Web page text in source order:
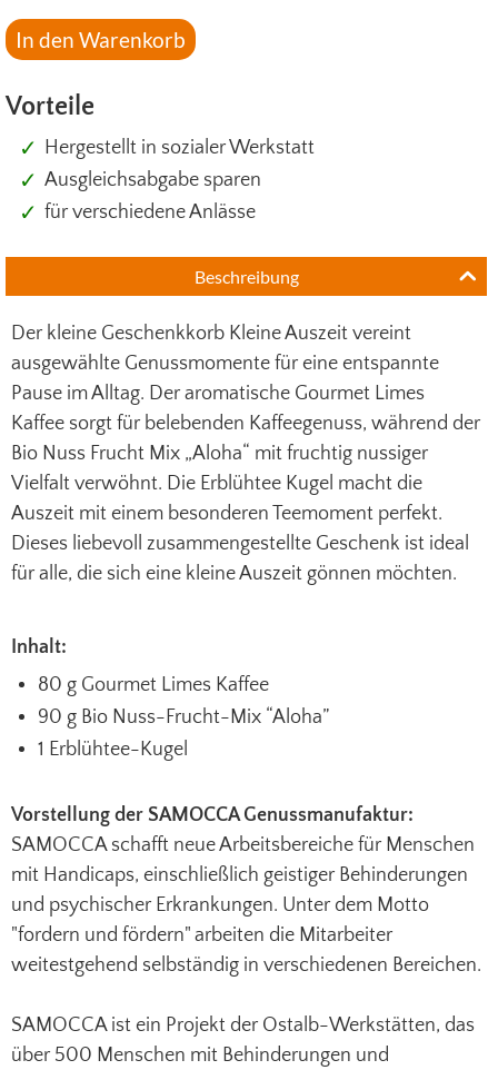
Vorteile
Hergestellt in sozialer Werkstatt
Ausgleichsabgabe sparen
für verschiedene Anlässe
In den Warenkorb
Beschreibung
Der kleine Geschenkkorb Kleine Auszeit vereint
ausgewählte Genussmomente für eine entspannte
Pause im Alltag. Der aromatische Gourmet Limes
Kaffee sorgt für belebenden Kaffeegenuss, während der
Bio Nuss Frucht Mix „Aloha“ mit fruchtig nussiger
Vielfalt verwöhnt. Die Erblühtee Kugel macht die
Auszeit mit einem besonderen Teemoment perfekt.
Dieses liebevoll zusammengestellte Geschenk ist ideal
für alle, die sich eine kleine Auszeit gönnen möchten.
Inhalt:
80 g Gourmet Limes Kaffee
90 g Bio Nuss-Frucht-Mix “Aloha”
1 Erblühtee-Kugel
Vorstellung der SAMOCCA Genussmanufaktur:
SAMOCCA schafft neue Arbeitsbereiche für Menschen
mit Handicaps, einschließlich geistiger Behinderungen
und psychischer Erkrankungen. Unter dem Motto
"fordern und fördern" arbeiten die Mitarbeiter
weitestgehend selbständig in verschiedenen Bereichen.
SAMOCCA ist ein Projekt der Ostalb-Werkstätten, das
über 500 Menschen mit Behinderungen und